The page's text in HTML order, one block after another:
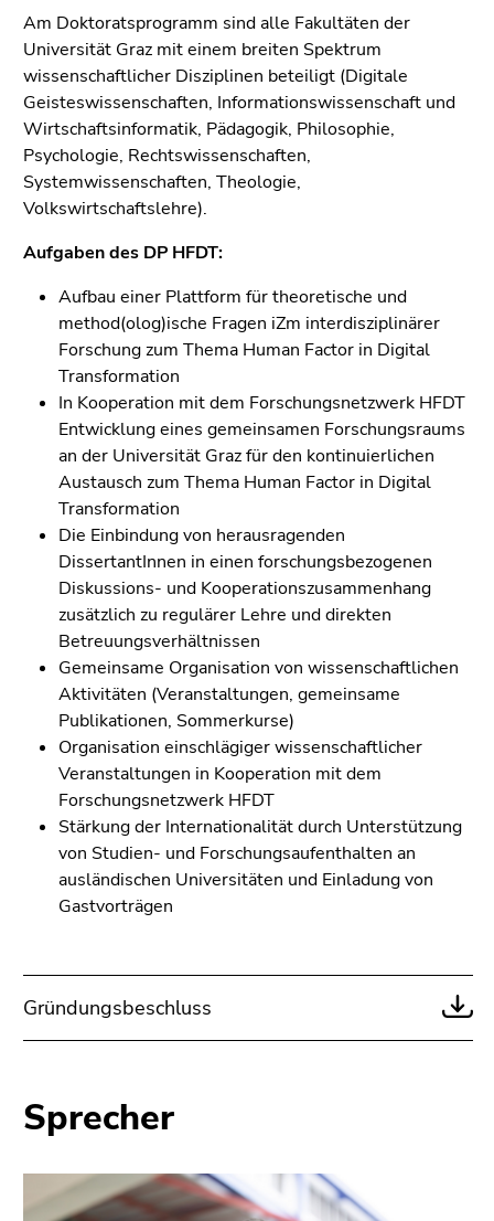
Zu
den
Zusatzinformationen
(Zugriffstaste
5)
Zu
den
Seiteneinstellungen
(Benutzer/Sprache)
8)
Zur
Suche
(Zugriffstaste
9)
Am Doktoratsprogramm sind alle Fakultäten der
Universität Graz mit einem breiten Spektrum
wissenschaftlicher Disziplinen beteiligt (Digitale
Geisteswissenschaften, Informationswissenschaft und
Wirtschaftsinformatik, Pädagogik, Philosophie,
Psychologie, Rechtswissenschaften,
Systemwissenschaften, Theologie,
Volkswirtschaftslehre).
Aufgaben des DP HFDT:
Aufbau einer Plattform für theoretische und
method(olog)ische Fragen iZm interdisziplinärer
Forschung zum Thema Human Factor in Digital
Transformation
In Kooperation mit dem Forschungsnetzwerk HFDT
Entwicklung eines gemeinsamen Forschungsraums
an der Universität Graz für den kontinuierlichen
Austausch zum Thema Human Factor in Digital
Transformation
Die Einbindung von herausragenden
DissertantInnen in einen forschungsbezogenen
Diskussions- und Kooperationszusammenhang
zusätzlich zu regulärer Lehre und direkten
Betreuungsverhältnissen
Gemeinsame Organisation von wissenschaftlichen
Aktivitäten (Veranstaltungen, gemeinsame
Publikationen, Sommerkurse)
Organisation einschlägiger wissenschaftlicher
Veranstaltungen in Kooperation mit dem
Forschungsnetzwerk HFDT
Stärkung der Internationalität durch Unterstützung
von Studien- und Forschungsaufenthalten an
ausländischen Universitäten und Einladung von
Gastvorträgen
Gründungsbeschluss
Sprecher